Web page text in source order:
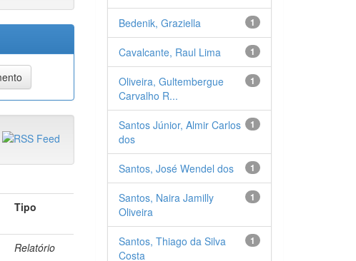
Tipo
Relatório
1
Bedenik, Graziella
1
Cavalcante, Raul Lima
1
Oliveira, Gultembergue
Carvalho R...
1
Santos Júnior, Almir Carlos
dos
1
Santos, José Wendel dos
1
Santos, Naira Jamilly
Oliveira
1
Santos, Thiago da Silva
Costa